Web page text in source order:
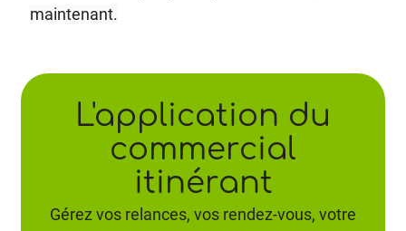
maintenant.
L'application du
commercial
itinérant
Gérez vos relances, vos rendez-vous, votre